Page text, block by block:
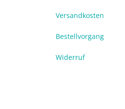
Versandkosten
Bestellvorgang
Widerruf